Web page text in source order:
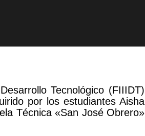
Tecnológico (FIIIDT)
por los estudiantes Aisha
Técnica «San José Obrero»